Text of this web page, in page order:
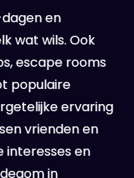
en
wat wils. Ook
escape rooms
populaire
ervaring
vrienden en
interesses en
in